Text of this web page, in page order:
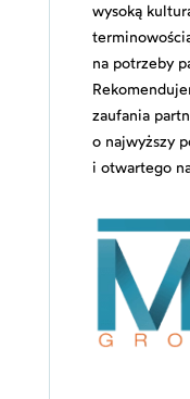
wysoką
na potrzeby
zaufania
o najwyższy
i otwartego